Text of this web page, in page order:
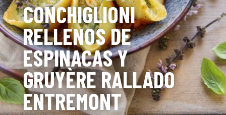
CONCHIGLIONI
RELLENOS DE
ESPINACAS Y
GRUYÈRE RALLADO
ENTREMONT